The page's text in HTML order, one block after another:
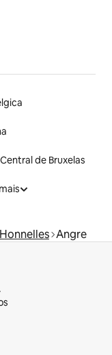
de Bruxelas
Honnelles Angre